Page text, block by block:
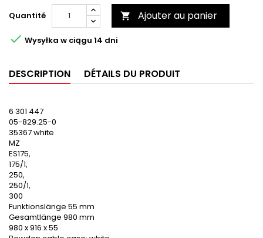
Quantité
 Ajouter au panier
 Wysyłka w ciągu 14 dni
DESCRIPTION DÉTAILS DU PRODUIT
6 301 447
05-829.25-0
35367 white
MZ
ES175,
175/1,
250,
250/1,
300
Funktionslänge 55 mm
Gesamtlänge 980 mm
980 x 916 x 55